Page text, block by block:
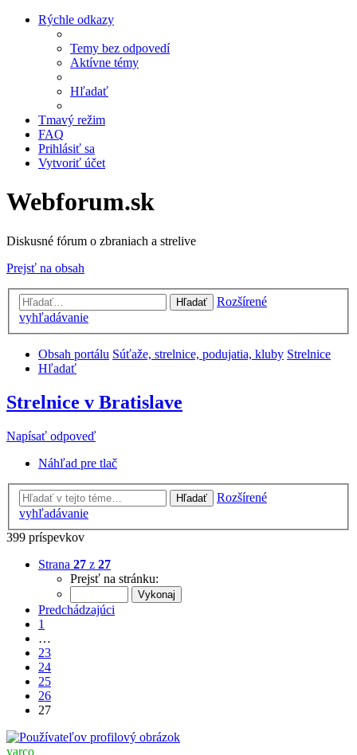
Rýchle odkazy
Temy bez odpovedí
Aktívne témy
Hľadať
Tmavý režim
FAQ
Prihlásiť sa
Vytvoriť účet
Webforum.sk
Diskusné fórum o zbraniach a strelive
Prejsť na obsah
Hľadať
Rozšírené
vyhľadávanie
Obsah portálu Súťaže, strelnice, podujatia, kluby Strelnice
Hľadať
Strelnice v Bratislave
Napísať odpoveď
Náhľad pre tlač
Hľadať
Rozšírené
vyhľadávanie
399 príspevkov
Strana 27 z 27
Prejsť na stránku:
Predchádzajúci
1
…
23
24
25
26
27
yarco